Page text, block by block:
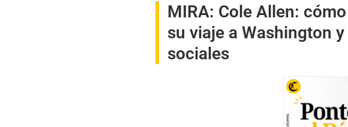
MIRA: Cole Allen:
su viaje a Washington
sociales